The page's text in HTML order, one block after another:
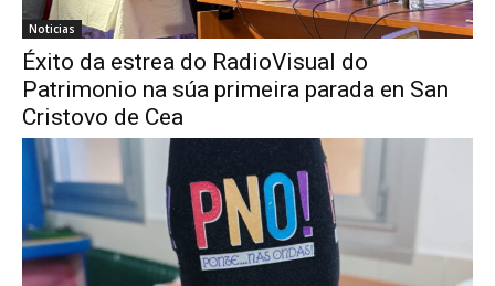
Noticias
Éxito da estrea do RadioVisual do
Patrimonio na súa primeira parada en San
Cristovo de Cea